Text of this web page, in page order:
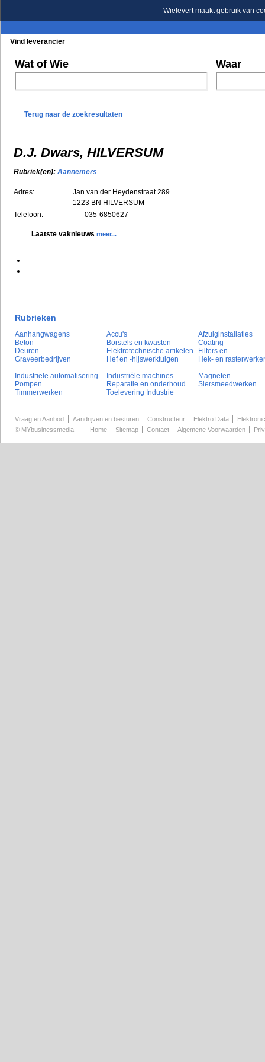
Wielevert maakt gebruik van
Vind leverancier
Wat of Wie Waar
Terug naar de zoekresultaten
D.J. Dwars, HILVERSUM
Rubriek(en): Aannemers
Adres:
Jan van der Heydenstraat 289
1223 BN HILVERSUM
Telefoon:
035-6850627
Laatste vaknieuws meer...
Rubrieken
Aanhangwagens Accu's
Afzuiginstallaties
Beton
Borstels en kwasten
Coating
Deuren
Elektrotechnische artikelen
Filters en ...
Graveerbedrijven
Hef en -hijswerktuigen
Hek- en
Industriële automatisering
Industriële machines
Magneten
Pompen
Reparatie en onderhoud
Siersmeedwerken
Timmerwerken
Toelevering Industrie
Vraag en Aanbod Aandrijven en besturen Constructeur Elektro Data
© MYbusinessmedia Home Sitemap Contact Algemene Voorwaarden